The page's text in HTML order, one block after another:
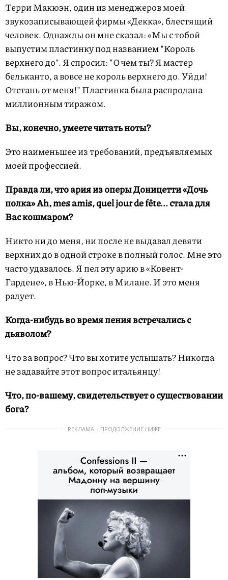
Терри Макюэн, один из менеджеров моей
звукозаписывающей фирмы «Декка», блестящий
человек. Однажды он мне сказал: «Мы с тобой
выпустим пластинку под названием "Король
верхнего до". Я спросил: "О чем ты? Я мастер
бельканто, а вовсе не король верхнего до. Уйди!
Отстань от меня!" Пластинка была распродана
миллионным тиражом.
Вы, конечно, умеете читать ноты?
Это наименьшее из требований, предъявляемых
моей профессией.
Правда ли, что ария из оперы Доницетти «Дочь
полка» Ah, mes amis, quel jour de fête... стала для
Вас кошмаром?
Никто ни до меня, ни после не выдавал девяти
верхних до в одной строке в полный голос. Мне это
часто удавалось. Я пел эту арию в «Ковент-
Гардене», в Нью-Йорке, в Милане. И это меня
радует.
Когда-нибудь во время пения встречались с
дьяволом?
Что за вопрос? Что вы хотите услышать? Никогда
не задавайте этот вопрос итальянцу!
Что, по-вашему, свидетельствует о существовании
бога?
РЕКЛАМА – ПРОДОЛЖЕНИЕ НИЖЕ